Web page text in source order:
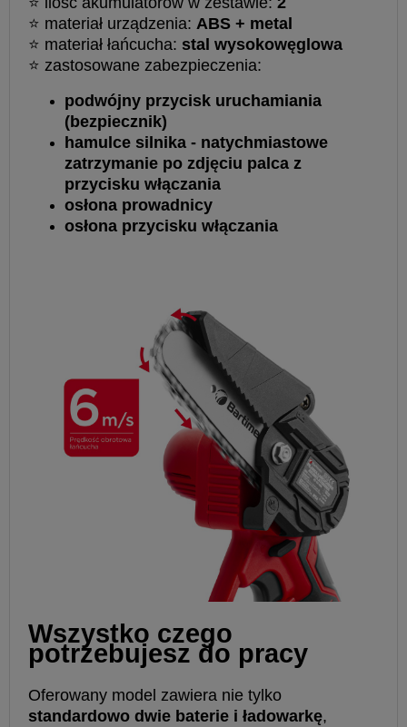
⭐ materiał urządzenia: ABS + metal
⭐ materiał łańcucha: stal wysokowęglowa
⭐ zastosowane zabezpieczenia:
podwójny przycisk uruchamiania
(bezpiecznik)
hamulce silnika - natychmiastowe
zatrzymanie po zdjęciu palca z
przycisku włączania
osłona prowadnicy
osłona przycisku włączania
Wszystko czego
potrzebujesz do pracy
Oferowany model zawiera nie tylko
standardowo dwie baterie i ładowarkę,